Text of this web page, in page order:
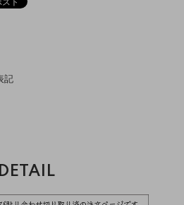
記
DETAIL